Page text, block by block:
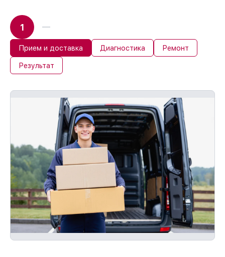
1
Прием и доставка Диагностика Ремонт
Результат